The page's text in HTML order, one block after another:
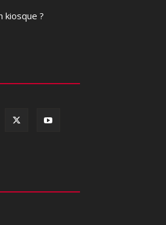
kiosque ?